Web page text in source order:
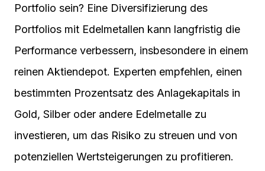
Portfolio sein? Eine Diversifizierung des
Portfolios mit Edelmetallen kann langfristig die
Performance verbessern, insbesondere in einem
reinen Aktiendepot. Experten empfehlen, einen
bestimmten Prozentsatz des Anlagekapitals in
Gold, Silber oder andere Edelmetalle zu
investieren, um das Risiko zu streuen und von
potenziellen Wertsteigerungen zu profitieren.